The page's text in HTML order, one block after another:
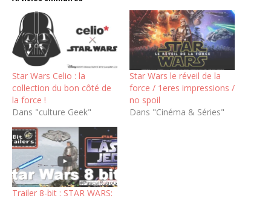
Star Wars Celio : la
collection du bon côté de
la force !
Dans "culture Geek"
Star Wars le réveil de la
force / 1eres impressions /
no spoil
Dans "Cinéma & Séries"
Trailer 8-bit : STAR WARS: